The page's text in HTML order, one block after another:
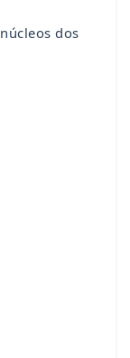
dos